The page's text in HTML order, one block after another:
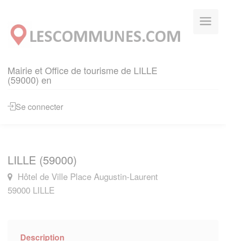
Mairie et Office de tourisme de LILLE
(59000) en
Se connecter
LILLE (59000)
Hôtel de Ville Place Augustin-Laurent
59000 LILLE
Description